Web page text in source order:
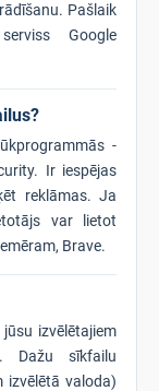
Pašlaik
Google
-
Ir iespējas
reklāmas. Ja
var lietot
Brave.
izvēlētajiem
Dažu sīkfailu
izvēlētā valoda)